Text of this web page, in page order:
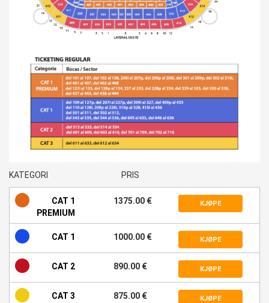
KATEGORI PRIS
CAT 1
PREMIUM
1375.00 € KJØPE
CAT 1 1000.00 € KJØPE
CAT 2 890.00 € KJØPE
CAT 3 875.00 € KJØPE